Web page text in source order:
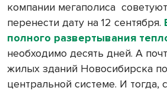
компании мегаполиса
перенести дату на 12 сентября.
полного развертывания
необходимо десять дней. А
жилых зданий Новосибирска
центральной системе. И тогда,